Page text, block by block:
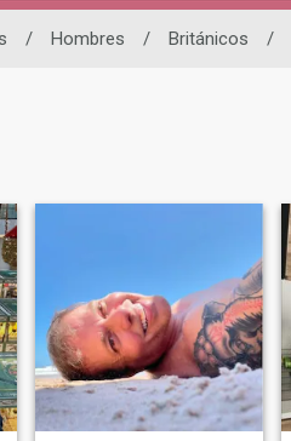
/ Hombres / Británicos /